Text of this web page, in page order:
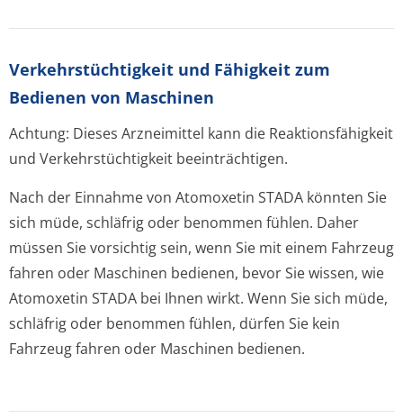
Verkehrstüchtig­keit und Fähigkeit zum
Bedienen von Maschinen
Achtung: Dieses Arzneimittel kann die Reaktionsfähigkeit
und Verkehrstüchtigkeit beeinträchtigen.
Nach der Einnahme von Atomoxetin STADA könnten Sie
sich müde, schläfrig oder benommen fühlen. Daher
müssen Sie vorsichtig sein, wenn Sie mit einem Fahrzeug
fahren oder Maschinen bedienen, bevor Sie wissen, wie
Atomoxetin STADA bei Ihnen wirkt. Wenn Sie sich müde,
schläfrig oder benommen fühlen, dürfen Sie kein
Fahrzeug fahren oder Maschinen bedienen.